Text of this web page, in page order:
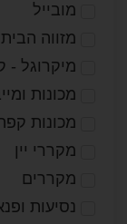
מובייל
מזווה
מיקרוגל -
מכונות
מכונות
מקררי יין
מקררים
נסיעות